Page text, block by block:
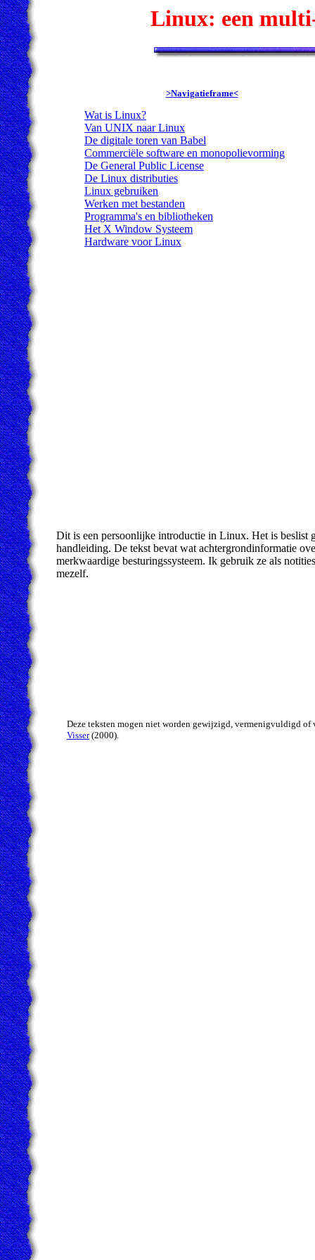
Linux: een
>Navigatieframe<
Wat is Linux?
Van UNIX naar Linux
De digitale toren van Babel
Commerciële software en monopolievorming
De General Public License
De Linux distributies
Linux gebruiken
Werken met bestanden
Programma's en bibliotheken
Het X Window Systeem
Hardware voor Linux
Dit is een persoonlijke introductie in Linux. Het is beslist
handleiding. De tekst bevat wat achtergrondinformatie
merkwaardige besturingssysteem. Ik gebruik ze als
mezelf.
Deze teksten mogen niet worden gewijzigd, vermenigvuldigd
Visser(2000).